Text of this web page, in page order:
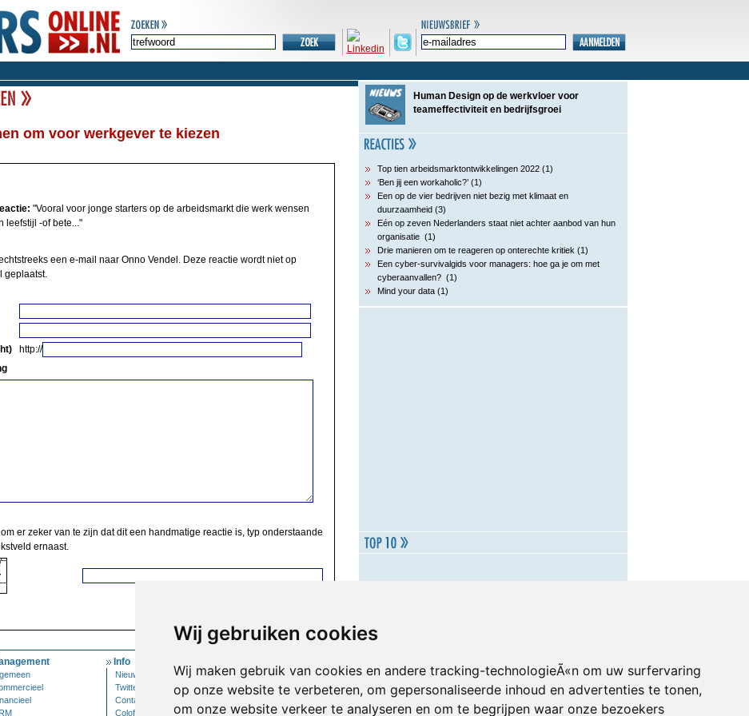
Wij gebruiken cookies
Wij maken gebruik van cookies en andere tracking-technologieÃ«n om uw surfervaring
op onze website te verbeteren, om gepersonaliseerde inhoud en advertenties te tonen,
om onze website verkeer te analyseren en om te begrijpen waar onze bezoekers
om voor werkgever te kiezen
"Vooral voor jonge starters op de arbeidsmarkt die werk wensen
leefstijl -of bete..."
een e-mail naar Onno Vendel. Deze reactie wordt niet op
geplaatst.
http://
er zeker van te zijn dat dit een handmatige reactie is, typ onderstaande
ernaast.
Human Design op de werkvloer voor
teameffectiviteit en bedrijfsgroei
Top tien arbeidsmarktontwikkelingen 2022 (1)
‘Ben jij een workaholic?’ (1)
Een op de vier bedrijven niet bezig met klimaat en
duurzaamheid (3)
Eén op zeven Nederlanders staat niet achter aanbod van hun
organisatie (1)
Drie manieren om te reageren op onterechte kritiek (1)
Een cyber-survivalgids voor managers: hoe ga je om met
cyberaanvallen? (1)
Mind your data (1)
Info
Nieuwsbrief
Twitter
Contact
Colofon
Inloggen